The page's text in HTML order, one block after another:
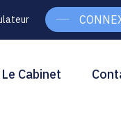
Le Cabinet